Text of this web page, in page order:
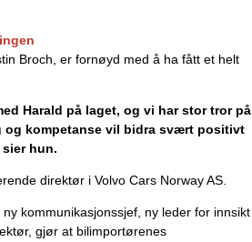
Broch, er fornøyd med å ha fått et helt
Harald på laget, og vi har stor tror på
og kompetanse vil bidra svært positivt
hun.
direktør i Volvo Cars Norway AS.
kommunikasjonssjef, ny leder for innsikt
gjør at bilimportørenes